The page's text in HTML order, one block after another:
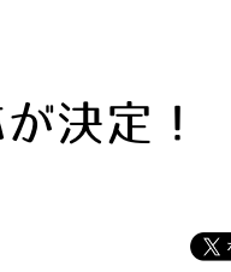
決定！